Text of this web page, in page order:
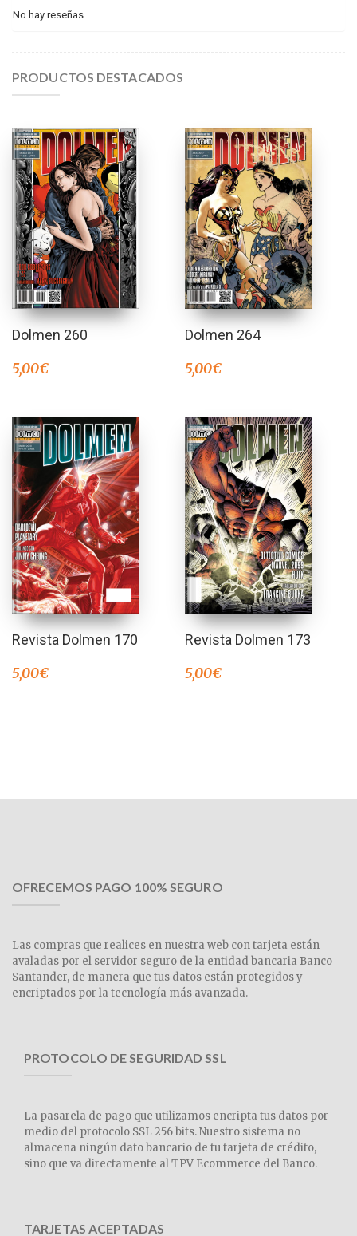
No hay reseñas.
PRODUCTOS DESTACADOS
Dolmen 260
5,00€
Dolmen 264
5,00€
Revista Dolmen 170
5,00€
Revista Dolmen 173
5,00€
OFRECEMOS PAGO 100% SEGURO
Las compras que realices en nuestra web con tarjeta están
avaladas por el servidor seguro de la entidad bancaria Banco
Santander, de manera que tus datos están protegidos y
encriptados por la tecnología más avanzada.
PROTOCOLO DE SEGURIDAD SSL
La pasarela de pago que utilizamos encripta tus datos por
medio del protocolo SSL 256 bits. Nuestro sistema no
almacena ningún dato bancario de tu tarjeta de crédito,
sino que va directamente al TPV Ecommerce del Banco.
TARJETAS ACEPTADAS